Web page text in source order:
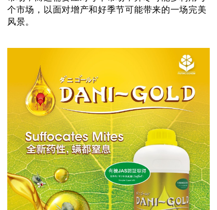
个市场，以面对增产和好季节可能带来的一场完美
风景。